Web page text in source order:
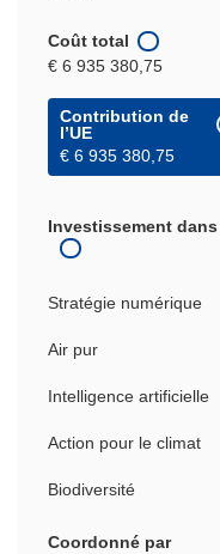
Coût total
€ 6 935 380,75
Contribution de
l’UE
€ 6 935 380,75
Investissement
Stratégie numérique
Air pur
Intelligence artificielle
Action pour le climat
Biodiversité
Coordonné par